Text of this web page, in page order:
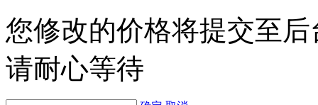
您修改的价格将提交至
请耐心等待